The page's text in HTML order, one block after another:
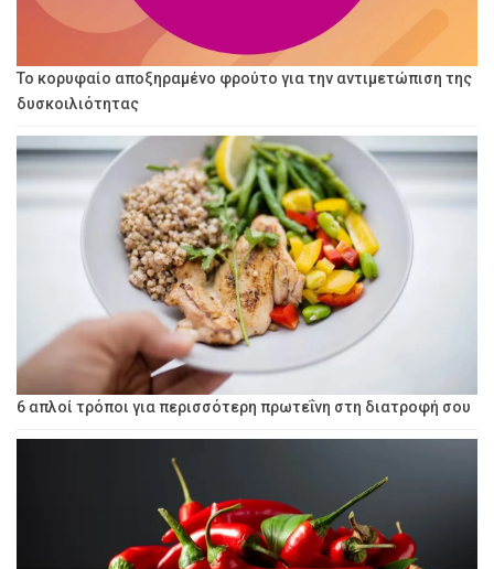
Το κορυφαίο αποξηραμένο φρούτο για την αντιμετώπιση της
δυσκοιλιότητας
6 απλοί τρόποι για περισσότερη πρωτεΐνη στη διατροφή σου